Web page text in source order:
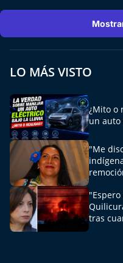
Psicología Abierta
Impacto Tecnológico
Sesiones Dieciocheras
Expreso PM
LO MÁS VISTO
¿Mito o
un auto
"Me
tras